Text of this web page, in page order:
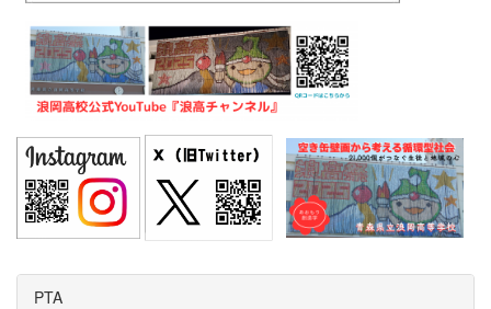
PTA